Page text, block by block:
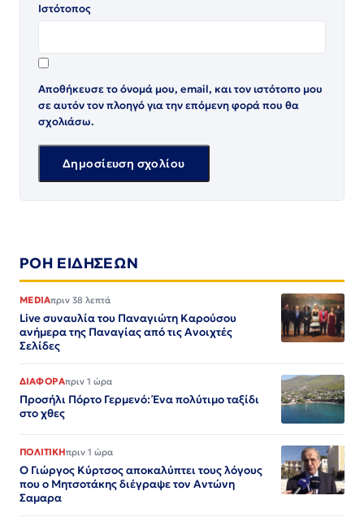
Ιστότοπος
Αποθήκευσε το όνομά μου, email, και τον ιστότοπο μου
σε αυτόν τον πλοηγό για την επόμενη φορά που θα
σχολιάσω.
ΡΟΗ ΕΙΔΗΣΕΩΝ
MEDIAπριν 38 λεπτά
Live συναυλία του Παναγιώτη Καρούσου
ανήμερα της Παναγίας από τις Ανοιχτές
Σελίδες
ΔΙΑΦΟΡΑπριν 1 ώρα
Προσήλι Πόρτο Γερμενό: Ένα πολύτιμο ταξίδι
στο χθες
ΠΟΛΙΤΙΚΗπριν 1 ώρα
Ο Γιώργος Κύρτσος αποκαλύπτει τους λόγους
που ο Μητσοτάκης διέγραψε τον Αντώνη
Σαμαρα